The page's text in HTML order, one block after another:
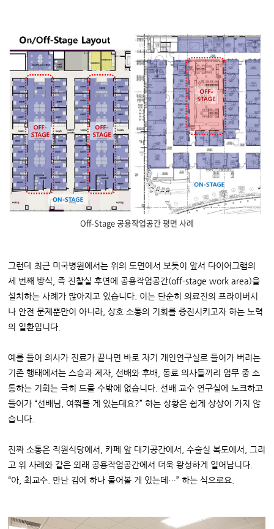
Off-Stage 공용작업공간 평면 사례
그런데 최근 미국병원에서는 위의 도면에서 보듯이 앞서 다이어그램의
세 번째 방식, 즉 진찰실 후면에 공용작업공간(off-stage work area)을
설치하는 사례가 많아지고 있습니다. 이는 단순히 의료진의 프라이버시
나 안전 문제뿐만이 아니라, 상호 소통의 기회를 증진시키고자 하는 노력
의 일환입니다.
예를 들어 의사가 진료가 끝나면 바로 자기 개인연구실로 들어가 버리는
기존 행태에서는 스승과 제자, 선배와 후배, 동료 의사들끼리 업무 중 소
통하는 기회는 극히 드물 수밖에 없습니다. 선배 교수 연구실에 노크하고
들어가 “선배님, 여쭤볼 게 있는데요?” 하는 상황은 쉽게 상상이 가지 않
습니다.
진짜 소통은 직원식당에서, 카페 앞 대기공간에서, 수술실 복도에서, 그리
고 위 사례와 같은 외래 공용작업공간에서 더욱 왕성하게 일어납니다.
“아, 최교수. 만난 김에 하나 물어볼 게 있는데…” 하는 식으로요.